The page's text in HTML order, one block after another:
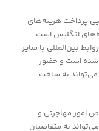
پرداخت هزینه‌های
انگلیس است.
بین‌المللی با سایر
شده است و حضور
به ساخت
امور مهاجرتی و
به متقاضیان